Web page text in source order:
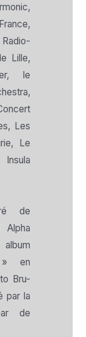
Radio-
Lille,
le
Les
Le
de
» en
Bru-
par la
de